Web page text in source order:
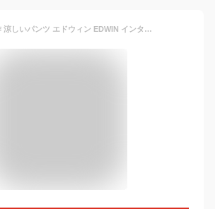
2026春夏新作 涼しいパンツ エドウィン EDWIN インターナショナルベーシック 403 クール COOL 裏メッシュ ふつうのストレート チノパン スラックス ボトム 日本製 メンズ 男性 紳士 夏用 夏物 涼しい レギュラーストレート クールビズ E403CH【EDWIN】